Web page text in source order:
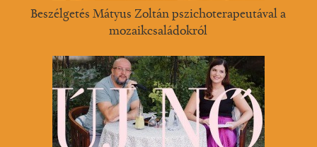
Beszélgetés Mátyus Zoltán pszichoterapeutával a
mozaikcsaládokról